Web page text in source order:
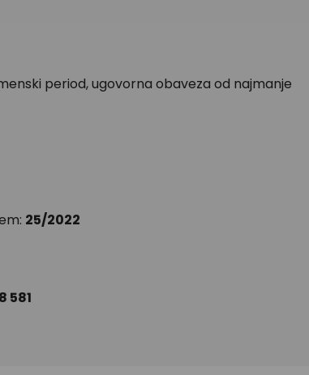
period, ugovorna obaveza od najmanje
25/2022
581